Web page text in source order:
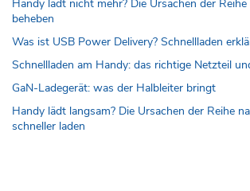
Handy lädt nicht mehr? Die Ursachen der
beheben
Was ist USB Power Delivery? Schnellladen
Schnellladen am Handy: das richtige Netzteil
GaN-Ladegerät: was der Halbleiter bringt
Handy lädt langsam? Die Ursachen der Reihe
schneller laden